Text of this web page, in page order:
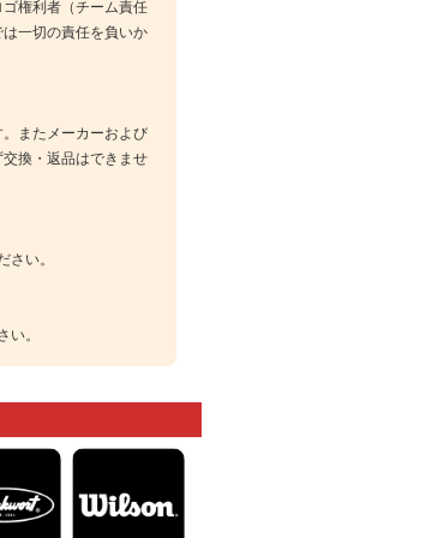
権利者（チーム責任
一切の責任を負いか
またメーカーおよび
換・返品はできませ
さい。
い。